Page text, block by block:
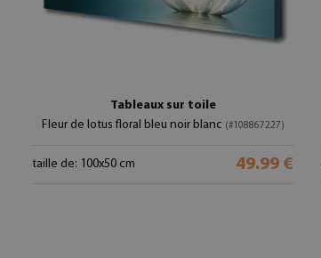
Tableaux sur toile
Fleur de lotus floral bleu noir blanc (#108867227)
taille de: 100x50 cm 49.99 €